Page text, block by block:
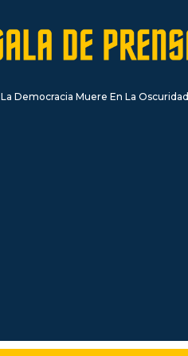
La Democracia Muere En La Oscuridad